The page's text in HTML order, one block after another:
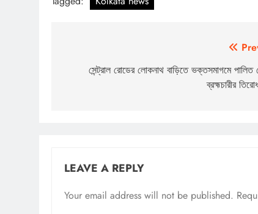
navigation
সেন্ট্রাল রোডের লোকনাথ বাড়িতে ভক্তসমাগমে
ব্রহ্মচারীর
LEAVE A REPLY
Your email address will not be published.